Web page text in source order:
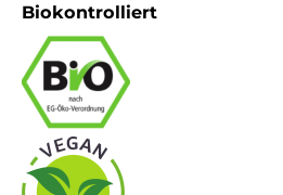
Biokontrolliert